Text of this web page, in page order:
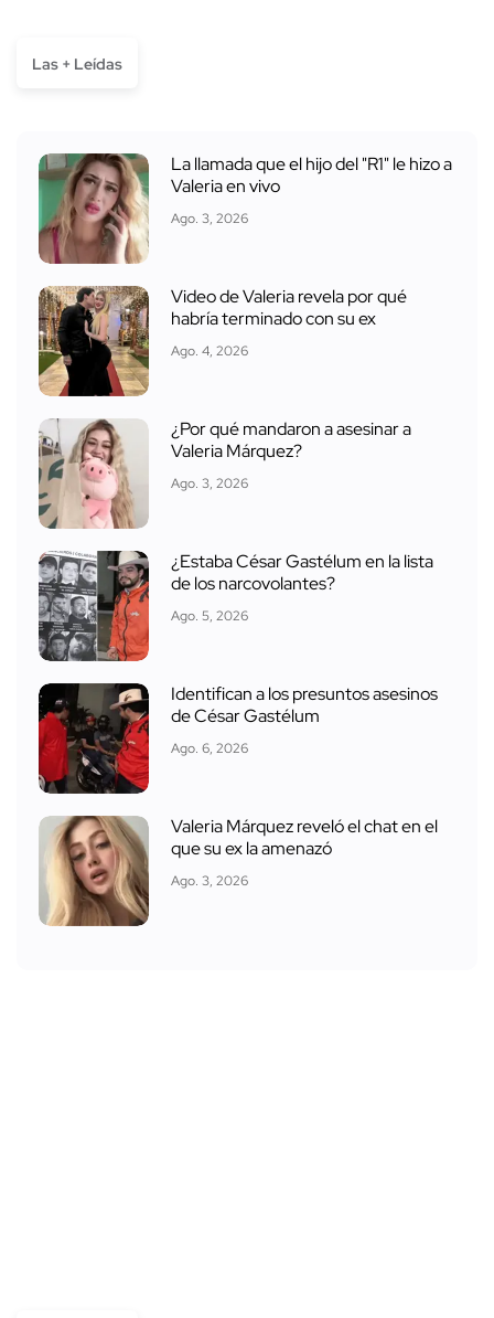
Las + Leídas
La llamada que el hijo del "R1" le hizo a
Valeria en vivo
Ago. 3, 2026
Video de Valeria revela por qué
habría terminado con su ex
Ago. 4, 2026
¿Por qué mandaron a asesinar a
Valeria Márquez?
Ago. 3, 2026
¿Estaba César Gastélum en la lista
de los narcovolantes?
Ago. 5, 2026
Identifican a los presuntos asesinos
de César Gastélum
Ago. 6, 2026
Valeria Márquez reveló el chat en el
que su ex la amenazó
Ago. 3, 2026